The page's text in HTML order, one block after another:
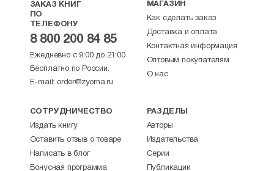
ЗАКАЗ КНИГ
ПО
ТЕЛЕФОНУ
8 800 200 84 85
Ежедневно с 9:00 до 21:00
Бесплатно по России.
E-mail: order@zyorna.ru
МАГАЗИН
Как сделать заказ
Доставка и оплата
Контактная информация
Оптовым покупателям
О нас
СОТРУДНИЧЕСТВО
Издать книгу
Оставить отзыв о товаре
Написать в блог
Бонусная программа
РАЗДЕЛЫ
Авторы
Издательства
Серии
Публикации